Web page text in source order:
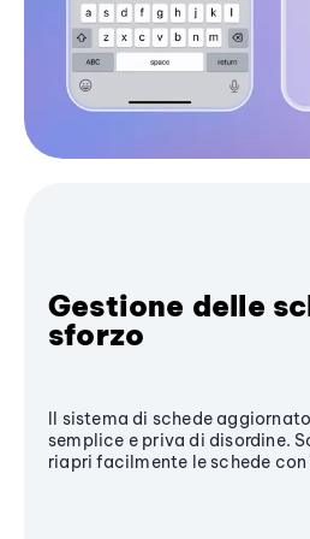
Gestione delle
sforzo
Il sistema di schede
semplice e priva di disordine.
riapri facilmente le schede